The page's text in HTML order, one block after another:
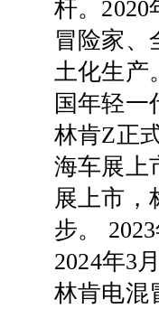
杆。
冒险家、
土化生产
国年轻
林肯Z正
海车展上
展上市，
步。
2024年3
林肯电混